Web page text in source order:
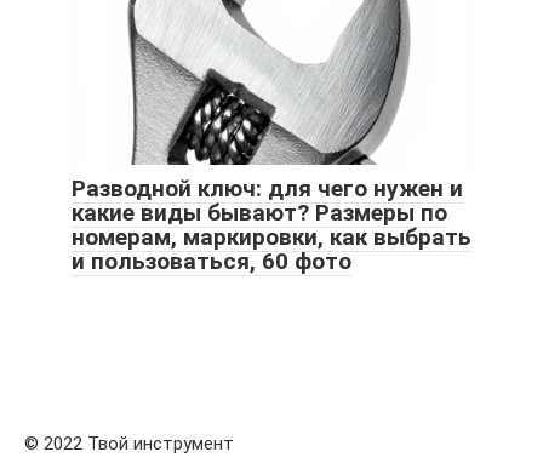
Разводной ключ: для чего нужен и
какие виды бывают? Размеры по
номерам, маркировки, как выбрать
и пользоваться, 60 фото
© 2022 Твой инструмент